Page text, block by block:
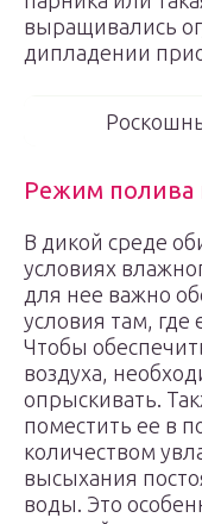
выращивались
дипладении
Режим полива
В дикой среде
условиях
для нее важно
условия там,
Чтобы
воздуха,
опрыскивать.
поместить ее в
количеством
высыхания
воды. Это